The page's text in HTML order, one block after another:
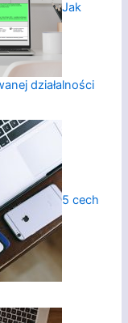
Jak
działalności
5 cech